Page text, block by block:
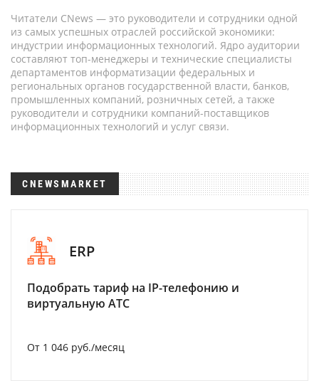
Читатели CNews — это руководители и сотрудники одной
из самых успешных отраслей российской экономики:
индустрии информационных технологий. Ядро аудитории
составляют топ-менеджеры и технические специалисты
департаментов информатизации федеральных и
региональных органов государственной власти, банков,
промышленных компаний, розничных сетей, а также
руководители и сотрудники компаний-поставщиков
информационных технологий и услуг связи.
CNEWSMARKET
ERP
Подобрать тариф на IP-телефонию и
виртуальную АТС
От 1 046 руб./месяц